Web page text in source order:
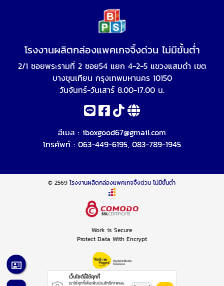
โรงงานผลิตกล่องแพคเกจจิ้งด่วน ไม่มีขั้นต่ำ
2/1 ซอยพระรามที่ 2 ซอย54 แยก 4-2-5 แขวงแสมดำ เขต
บางขุนเทียน กรุงเทพมหานคร 10150
วันจันทร์-วันเสาร์ 8.00-17.00 น.
อีเมล : iboxgood67@gmail.com
โทรศัพท์ : 063-449-6195, 083-789-1945
© 2569โรงงานผลิตกล่องแพคเกจจิ้งด่วน ไม่มีขั้นต่ำ
Work is Secure
Protect Data With Encrypt
Powered By
เว็บไซต์นี้ใช้คุกกี้
เราใช้คุกกี้เพื่อเพิ่มประสิทธิภาพและ